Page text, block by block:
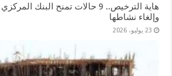
هاية الترخيص.. 9 حالات تمنح
وإلغاء نشاطها
23 يوليو، 2026